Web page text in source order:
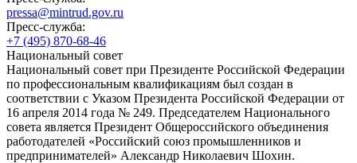
pressa@mintrud.gov.ru
Пресс-служба:
+7 (495) 870-68-46
Национальный совет
Национальный совет при Президенте Российской Федерации
по профессиональным квалификациям был создан в
соответствии с Указом Президента Российской Федерации от
16 апреля 2014 года № 249. Председателем Национального
совета является Президент Общероссийского объединения
работодателей «Российский союз промышленников и
предпринимателей» Александр Николаевич Шохин.